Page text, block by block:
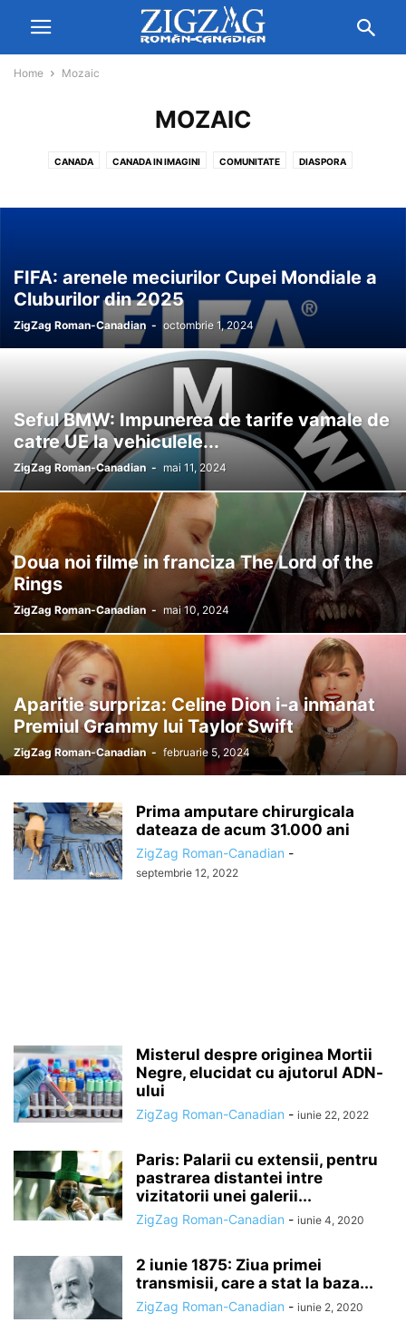
Home Mozaic
MOZAIC
CANADA CANADA IN IMAGINI COMUNITATE DIASPORA
SANATATE SFATURI UTILE SPORT STIINTA UNCATEGORISED
FIFA: arenele meciurilor Cupei Mondiale a
Cluburilor din 2025
ZigZag Roman-Canadian - octombrie 1, 2024
Seful BMW: Impunerea de tarife vamale de
catre UE la vehiculele...
ZigZag Roman-Canadian - mai 11, 2024
Doua noi filme in franciza The Lord of the
Rings
ZigZag Roman-Canadian - mai 10, 2024
Aparitie surpriza: Celine Dion i-a inmanat
Premiul Grammy lui Taylor Swift
ZigZag Roman-Canadian - februarie 5, 2024
Prima amputare chirurgicala
dateaza de acum 31.000 ani
ZigZag Roman-Canadian -
septembrie 12, 2022
Misterul despre originea Mortii
Negre, elucidat cu ajutorul ADN-
ului
ZigZag Roman-Canadian - iunie 22, 2022
Paris: Palarii cu extensii, pentru
pastrarea distantei intre
vizitatorii unei galerii...
ZigZag Roman-Canadian - iunie 4, 2020
2 iunie 1875: Ziua primei
transmisii, care a stat la baza...
ZigZag Roman-Canadian - iunie 2, 2020